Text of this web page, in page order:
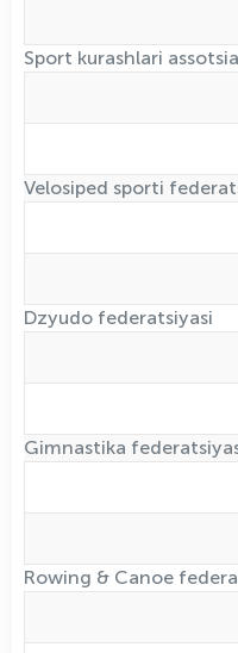
Sport kurashlari
Velosiped sporti
Dzyudo federatsiyasi
Gimnastika
Rowing & Canoe